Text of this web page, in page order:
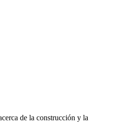
de la construcción y la